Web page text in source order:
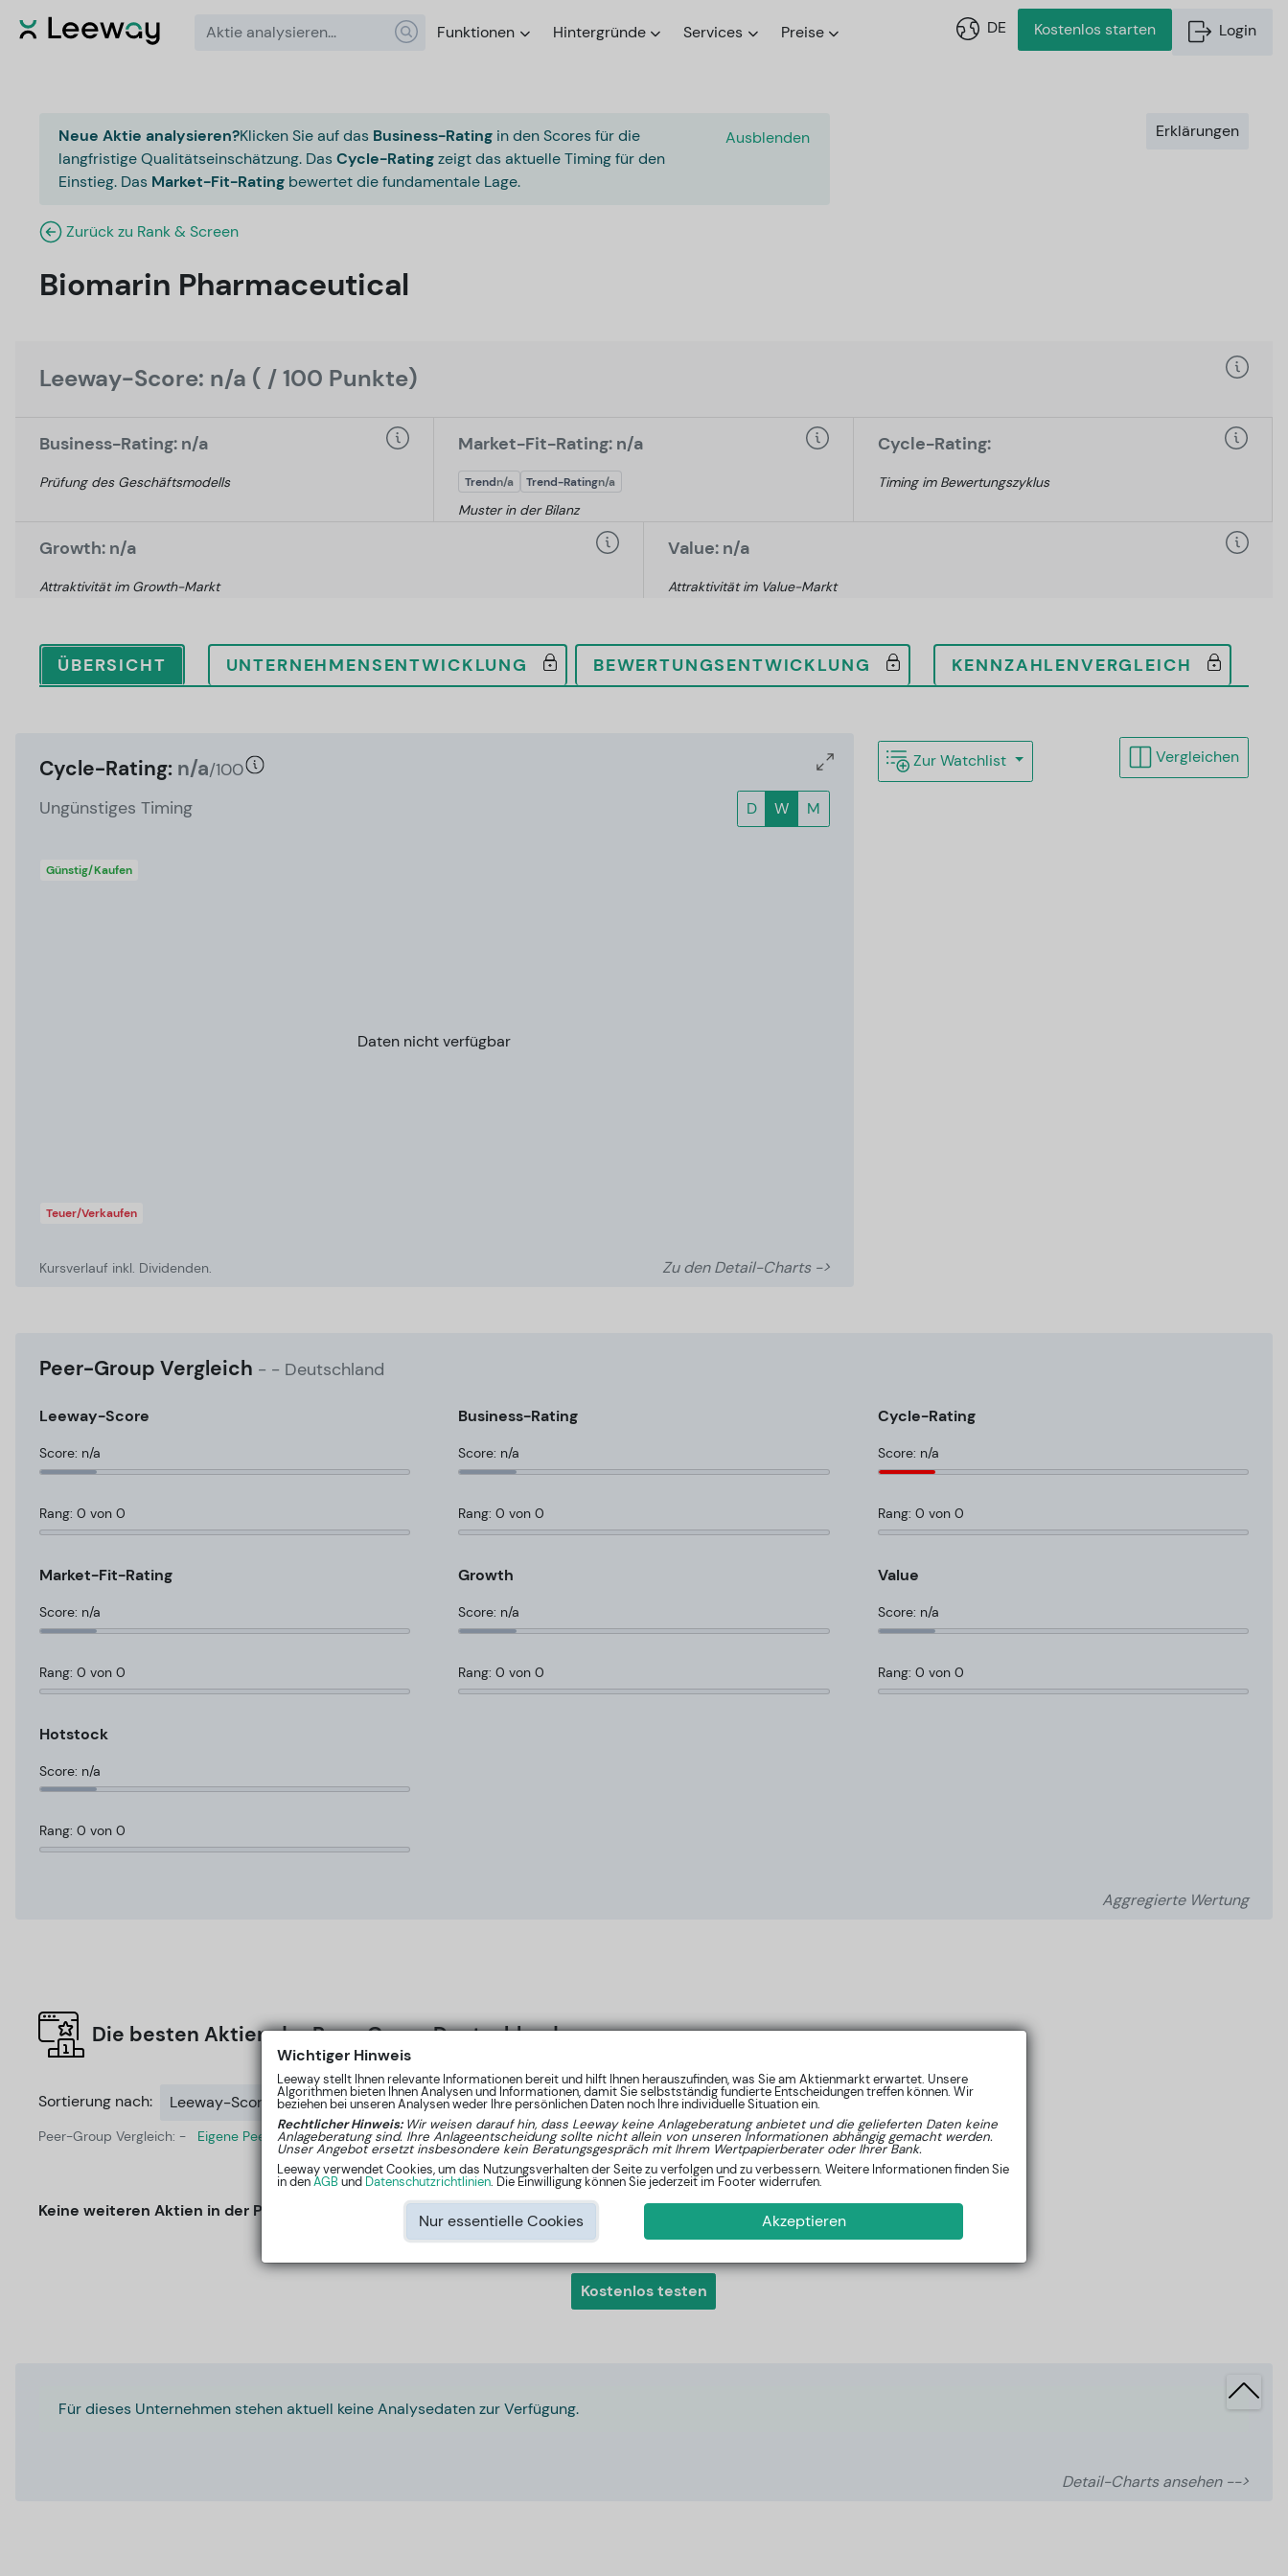
Funktionen Hintergründe Services Preise DE Kostenlos starten Login
Neue Aktie analysieren?Klicken Sie auf das Business-Rating in den Scores für die
langfristige Qualitätseinschätzung. DasCycle-Ratingzeigt das aktuelle Timing für den
Einstieg. Das Market-Fit-Rating bewertet die fundamentale Lage.
Ausblenden
Zurück zu Rank & Screen
Biomarin Pharmaceutical
Erklärungen
Leeway-Score: n/a ( / 100 Punkte)
Business-Rating: n/a
Prüfung des Geschäftsmodells
Market-Fit-Rating: n/a
Trendn/a Trend-Ratingn/a
Muster in der Bilanz
Cycle-Rating:
Timing im Bewertungszyklus
Growth: n/a
Attraktivität im Growth-Markt
Value: n/a
Attraktivität im Value-Markt
ÜBERSICHT UNTERNEHMENSENTWICKLUNG BEWERTUNGSENTWICKLUNG KENNZAHLENVERGLEICH
Cycle-Rating: n/a/100
Ungünstiges Timing
D W M
Günstig/Kaufen
Teuer/Verkaufen
Daten nicht verfügbar
Kursverlauf inkl. Dividenden. Zu den Detail-Charts ->
Zur Watchlist Vergleichen
Peer-Group Vergleich - - Deutschland
Leeway-Score
Score: n/a
Rang: 0 von 0
Business-Rating
Score: n/a
Rang: 0 von 0
Cycle-Rating
Score: n/a
Rang: 0 von 0
Market-Fit-Rating
Score: n/a
Rang: 0 von 0
Growth
Score: n/a
Rang: 0 von 0
Value
Score: n/a
Rang: 0 von 0
Hotstock
Score: n/a
Rang: 0 von 0
Aggregierte Wertung
Die besten Aktien der Peer-GroupDeutschland
Sortierung nach: Leeway-Score
Peer-Group Vergleich: - Eigene Peer-Group erstellen
Mehr anzeigen
Keine weiteren Aktien in der Peer-Group
Interessiert an den besten Aktien außerhalb vom DAX?
Kostenlos testen
Für dieses Unternehmen stehen aktuell keine Analysedaten zur Verfügung.
Detail-Charts ansehen -->
Wichtiger Hinweis
Leeway stellt Ihnen relevante Informationen bereit und hilft Ihnen herauszufinden, was Sie am Aktienmarkt erwartet. Unsere
Algorithmen bieten Ihnen Analysen und Informationen, damit Sie selbstständig fundierte Entscheidungen treffen können. Wir
beziehen bei unseren Analysen weder Ihre persönlichen Daten noch Ihre individuelle Situation ein.
Rechtlicher Hinweis: Wir weisen darauf hin, dass Leeway keine Anlageberatung anbietet und die gelieferten Daten keine
Anlageberatung sind. Ihre Anlageentscheidung sollte nicht allein von unseren Informationen abhängig gemacht werden.
Unser Angebot ersetzt insbesondere kein Beratungsgespräch mit Ihrem Wertpapierberater oder Ihrer Bank.
Leeway verwendet Cookies, um das Nutzungsverhalten der Seite zu verfolgen und zu verbessern. Weitere Informationen finden Sie
in denAGBund Datenschutzrichtlinien. Die Einwilligung können Sie jederzeit im Footer widerrufen.
Nur essentielle Cookies Akzeptieren